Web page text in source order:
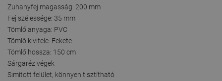
Zuhanyfej magasság: 200 mm
Fej szélessége: 35 mm
Tömlő anyaga: PVC
Tömlő kivitele: Fekete
Tömlő hossza: 150 cm
Sárgaréz végek
Simított felület, könnyen tisztítható